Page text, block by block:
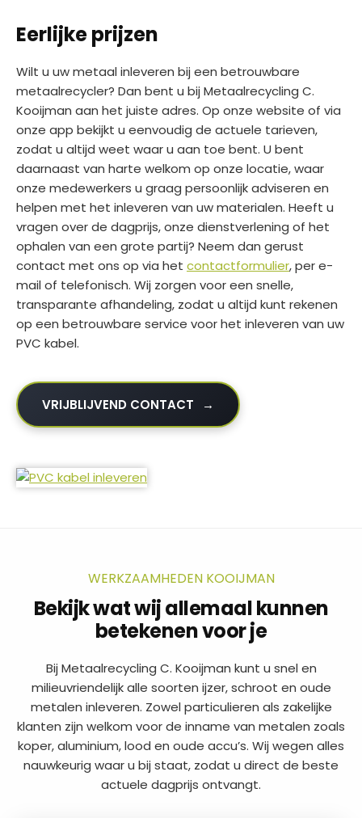
Eerlijke prijzen
Wilt u uw metaal inleveren bij een betrouwbare
metaalrecycler? Dan bent u bij Metaalrecycling C.
Kooijman aan het juiste adres. Op onze website of via
onze app bekijkt u eenvoudig de actuele tarieven,
zodat u altijd weet waar u aan toe bent. U bent
daarnaast van harte welkom op onze locatie, waar
onze medewerkers u graag persoonlijk adviseren en
helpen met het inleveren van uw materialen. Heeft u
vragen over de dagprijs, onze dienstverlening of het
ophalen van een grote partij? Neem dan gerust
contact met ons op via het contactformulier, per e-
mail of telefonisch. Wij zorgen voor een snelle,
transparante afhandeling, zodat u altijd kunt rekenen
op een betrouwbare service voor het inleveren van uw
PVC kabel.
VRIJBLIJVEND CONTACT
WERKZAAMHEDEN KOOIJMAN
Bekijk wat wij allemaal kunnen
betekenen voor je
Bij Metaalrecycling C. Kooijman kunt u snel en
milieuvriendelijk alle soorten ijzer, schroot en oude
metalen inleveren. Zowel particulieren als zakelijke
klanten zijn welkom voor de inname van metalen zoals
koper, aluminium, lood en oude accu’s. Wij wegen alles
nauwkeurig waar u bij staat, zodat u direct de beste
actuele dagprijs ontvangt.